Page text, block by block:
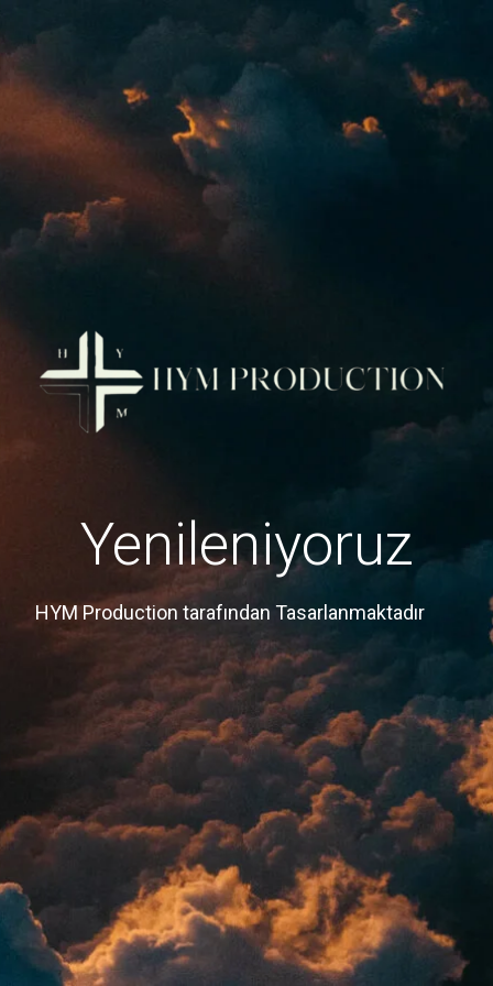
Yenileniyoruz
HYM Production tarafından Tasarlanmaktadır